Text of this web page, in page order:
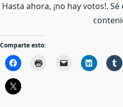
Hasta ahora, ¡no hay votos!.
Comparte esto: